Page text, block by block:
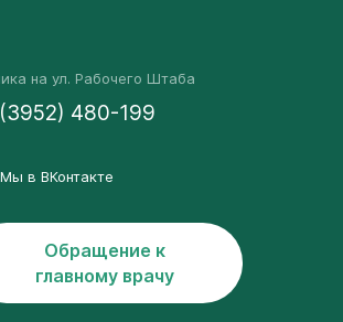
на ул. Рабочего Штаба
480-199
Мы в ВКонтакте
Обращение к
главному врачу